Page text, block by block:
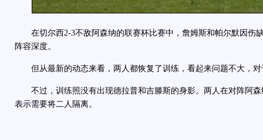
在切尔西2-3不敌阿森纳的联赛杯比赛中，詹姆斯和帕尔默因伤
阵容深度。
但从最新的动态来看，两人都恢复了训练，看起来问题不大，对
不过，训练照没有出现德拉普和吉滕斯的身影。两人在对阵阿森
表示需要将二人隔离。